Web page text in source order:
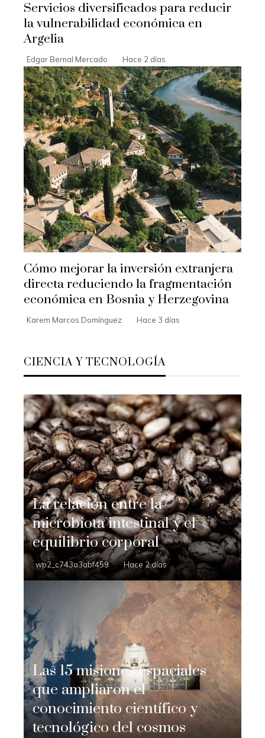
Servicios diversificados para reducir
la vulnerabilidad económica en
Argelia
Edgar Bernal Mercado Hace 2 días
Cómo mejorar la inversión extranjera
directa reduciendo la fragmentación
económica en Bosnia y Herzegovina
Karem Marcos Domínguez Hace 3 días
CIENCIA Y TECNOLOGÍA
La relación entre la
microbiota intestinal y el
equilibrio corporal
wp2_c743a3abf459 Hace 2 días
Las 15 misiones espaciales
que ampliaron el
conocimiento científico y
tecnológico del cosmos